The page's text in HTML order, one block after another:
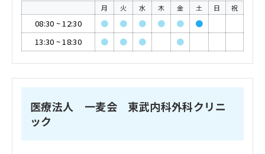
月 火 水 木 金 土 日 祝
08:30 ~12:30 ● ● ● ● ●
●
13:30 ~18:30 ● ● ● ●
医療法人 一麦会 東武内科外科クリニ
ック